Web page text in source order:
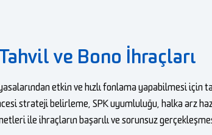
ve Bono İhraçları
etkin ve hızlı fonlama yapabilmesi için
strateji belirleme, SPK uyumluluğu, halka arz
ile ihraçların başarılı ve sorunsuz